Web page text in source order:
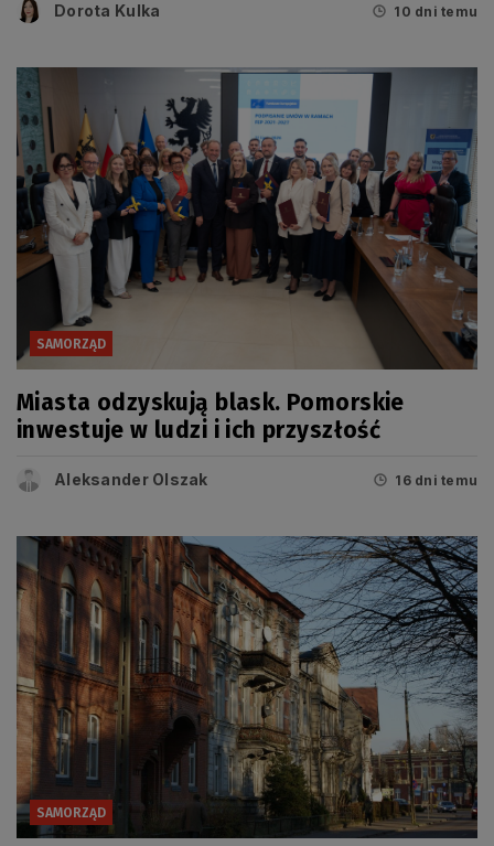
Dorota Kulka 10 dni temu
SAMORZĄD
Miasta odzyskują blask. Pomorskie
inwestuje w ludzi i ich przyszłość
Aleksander Olszak 16 dni temu
SAMORZĄD